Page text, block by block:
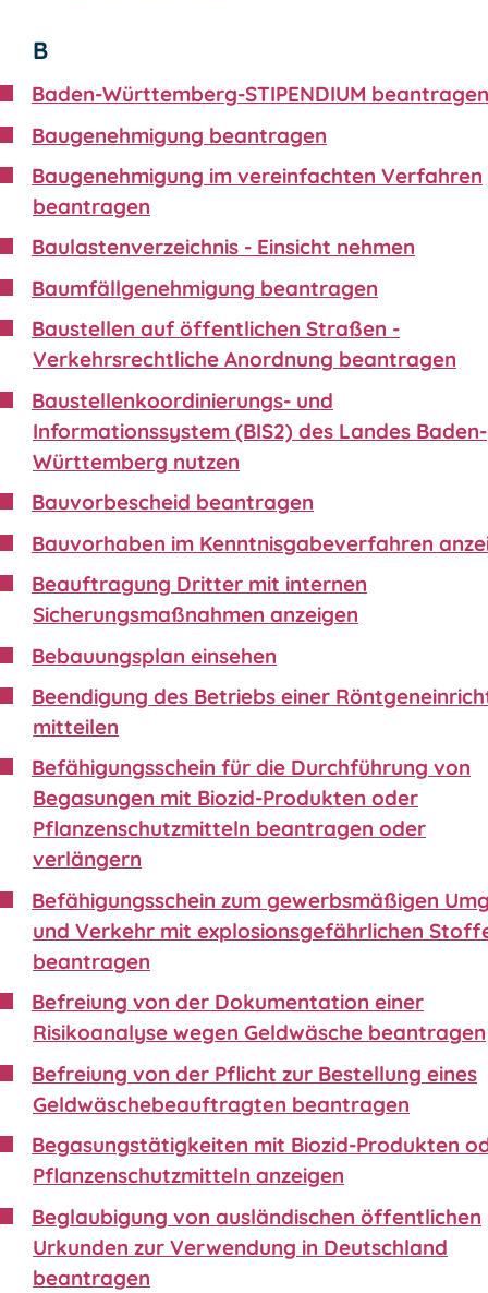
B
Baden-Württemberg-STIPENDIUM beantragen
Baugenehmigung beantragen
Baugenehmigung im vereinfachten Verfahren
beantragen
Baulastenverzeichnis - Einsicht nehmen
Baumfällgenehmigung beantragen
Baustellen auf öffentlichen Straßen -
Verkehrsrechtliche Anordnung beantragen
Baustellenkoordinierungs- und
Informationssystem (BIS2) des Landes Baden-
Württemberg nutzen
Bauvorbescheid beantragen
Bauvorhaben im Kenntnisgabeverfahren
Beauftragung Dritter mit internen
Sicherungsmaßnahmen anzeigen
Bebauungsplan einsehen
Beendigung des Betriebs einer
mitteilen
Befähigungsschein für die Durchführung von
Begasungen mit Biozid-Produkten oder
Pflanzenschutzmitteln beantragen oder
verlängern
Befähigungsschein zum gewerbsmäßigen
und Verkehr mit explosionsgefährlichen
beantragen
Befreiung von der Dokumentation einer
Risikoanalyse wegen Geldwäsche beantragen
Befreiung von der Pflicht zur Bestellung eines
Geldwäschebeauftragten beantragen
Begasungstätigkeiten mit Biozid-Produkten
Pflanzenschutzmitteln anzeigen
Beglaubigung von ausländischen öffentlichen
Urkunden zur Verwendung in Deutschland
beantragen